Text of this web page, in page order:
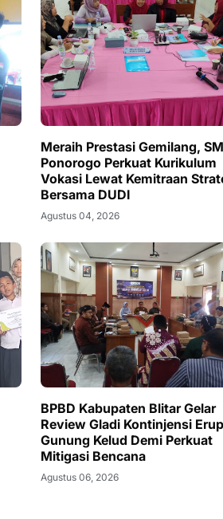
Meraih Prestasi Gemilang,
Ponorogo Perkuat Kurikulum
Vokasi Lewat Kemitraan
Bersama DUDI
Agustus 04, 2026
BPBD Kabupaten Blitar Gelar
Review Gladi Kontinjensi
Gunung Kelud Demi Perkuat
Mitigasi Bencana
Agustus 06, 2026